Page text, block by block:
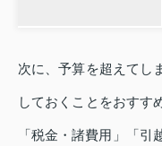
次に、予算を超えてし
しておくことをおすす
「税金・諸費用」「